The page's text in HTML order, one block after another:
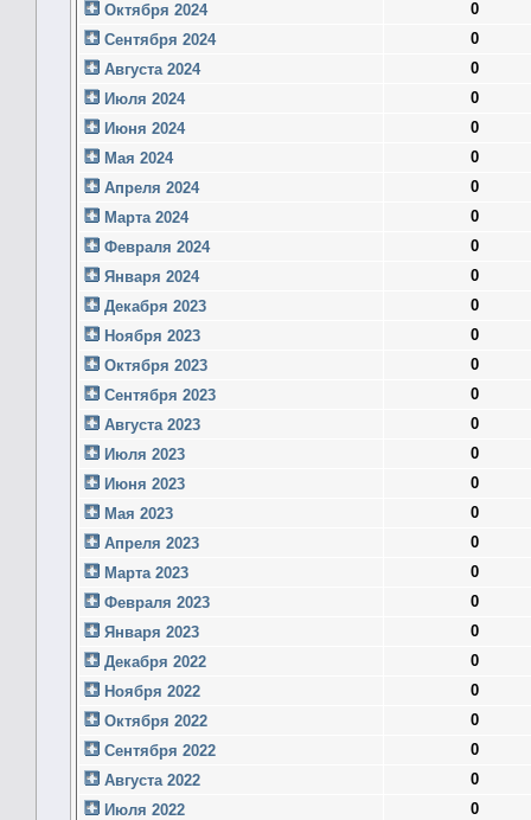
Октября 2024
0
Сентября 2024
0
Августа 2024
0
Июля 2024
0
Июня 2024
0
Мая 2024
0
Апреля 2024
0
Марта 2024
0
Февраля 2024
0
Января 2024
0
Декабря 2023
0
Ноября 2023
0
Октября 2023
0
Сентября 2023
0
Августа 2023
0
Июля 2023
0
Июня 2023
0
Мая 2023
0
Апреля 2023
0
Марта 2023
0
Февраля 2023
0
Января 2023
0
Декабря 2022
0
Ноября 2022
0
Октября 2022
0
Сентября 2022
0
Августа 2022
0
Июля 2022
0